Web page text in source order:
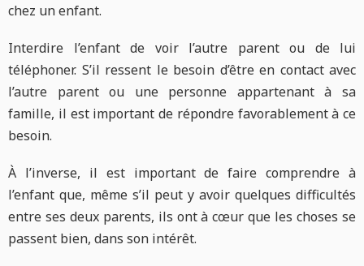
chez un enfant.
Interdire l’enfant de voir l’autre parent ou de lui
téléphoner. S’il ressent le besoin d’être en contact avec
l’autre parent ou une personne appartenant à sa
famille, il est important de répondre favorablement à ce
besoin.
À l’inverse, il est important de faire comprendre à
l’enfant que, même s’il peut y avoir quelques difficultés
entre ses deux parents, ils ont à cœur que les choses se
passent bien, dans son intérêt.